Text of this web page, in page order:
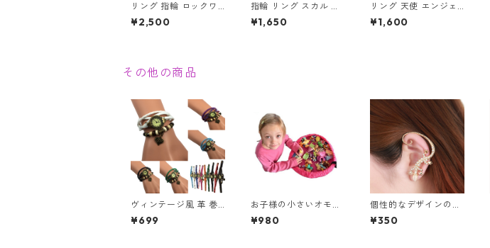
リング 指輪 ロックワ
ールド パンク ロック
レタリング 鏡面 ユニ
¥2,500
指輪 リング スカル フ
ェイスチェーン ドクロ
髑髏 パンク ロック ク
¥1,650
リング 天使 エンジェ
ル 大天使 ミカエル 十
字架 クロス 指輪 ステ
¥1,600
その他の商品
ヴィンテージ風 革 巻
きブレスレット 腕時計
レディース チャーム付
¥699
お子様の小さいオモチ
ャのお片付けのお悩み
解消！レゴマット収納
¥980
個性的なデザインのキ
ラキラ可愛いトカゲデ
ザインのピアス 片耳用
¥350